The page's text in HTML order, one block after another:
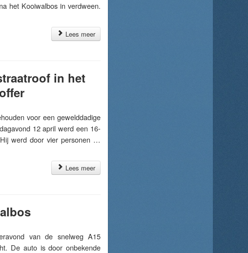
het Kooiwalbos in verdween.
Lees meer
in het
voor een gewelddadige
12 april werd een 16-
werd door vier personen …
Lees meer
van de snelweg A15
De auto is door onbekende